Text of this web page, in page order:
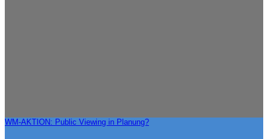
WM-AKTION: Public Viewing in Planung?